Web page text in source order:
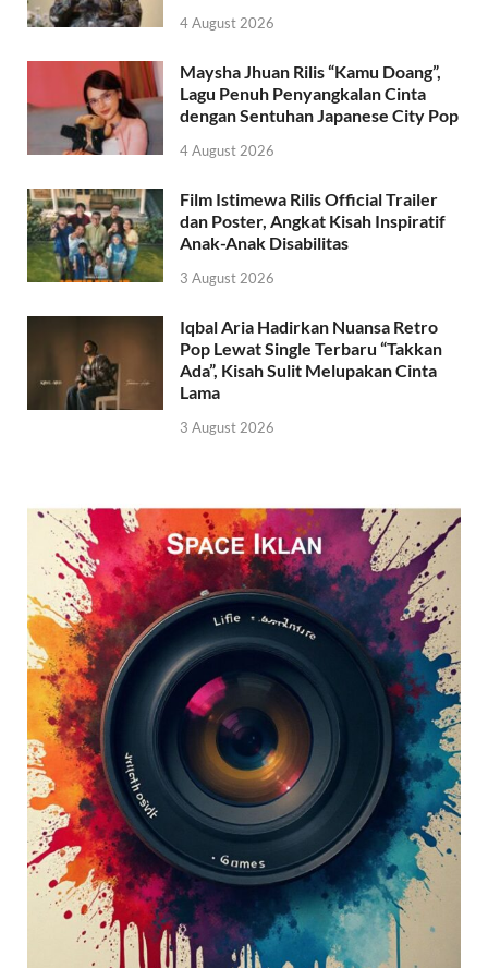
4 August 2026
Maysha Jhuan Rilis “Kamu Doang”,
Lagu Penuh Penyangkalan Cinta
dengan Sentuhan Japanese City Pop
4 August 2026
Film Istimewa Rilis Official Trailer
dan Poster, Angkat Kisah Inspiratif
Anak-Anak Disabilitas
3 August 2026
Iqbal Aria Hadirkan Nuansa Retro
Pop Lewat Single Terbaru “Takkan
Ada”, Kisah Sulit Melupakan Cinta
Lama
3 August 2026